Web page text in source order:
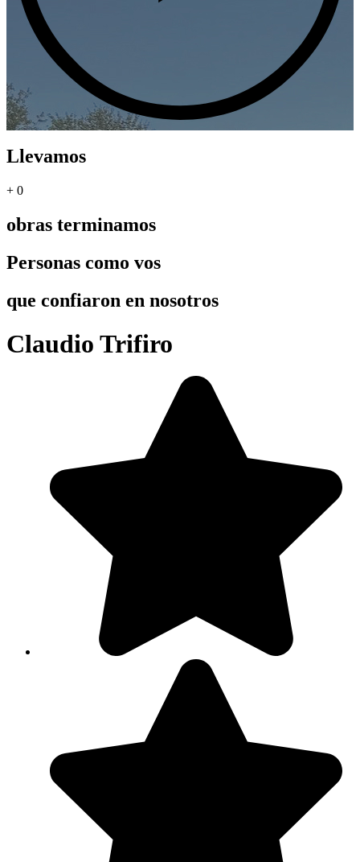
Llevamos
+ 0
obras terminamos
Personas como vos
que confiaron en nosotros
Claudio Trifiro